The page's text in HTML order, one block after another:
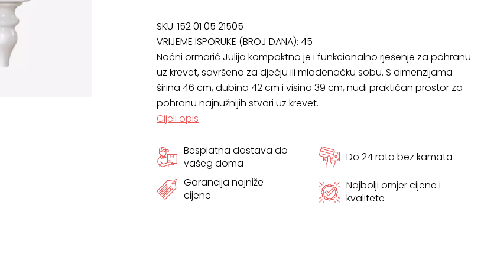
SKU: 152 01 05 21505
VRIJEME ISPORUKE (BROJ DANA): 45
Noćni ormarić Julija kompaktno je i funkcionalno rješenje za pohranu
uz krevet, savršeno za dječju ili mladenačku sobu. S dimenzijama
širina 46 cm, dubina 42 cm i visina 39 cm, nudi praktičan prostor za
pohranu najnužnijih stvari uz krevet.
Cijeli opis
Besplatna dostava do
vašeg doma
Do 24 rata bez kamata
Garancija najniže
cijene
Najbolji omjer cijene i
kvalitete